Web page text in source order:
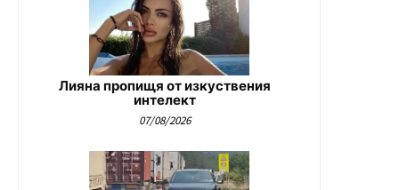
Лияна пропищя от изкуствения
интелект
07/08/2026